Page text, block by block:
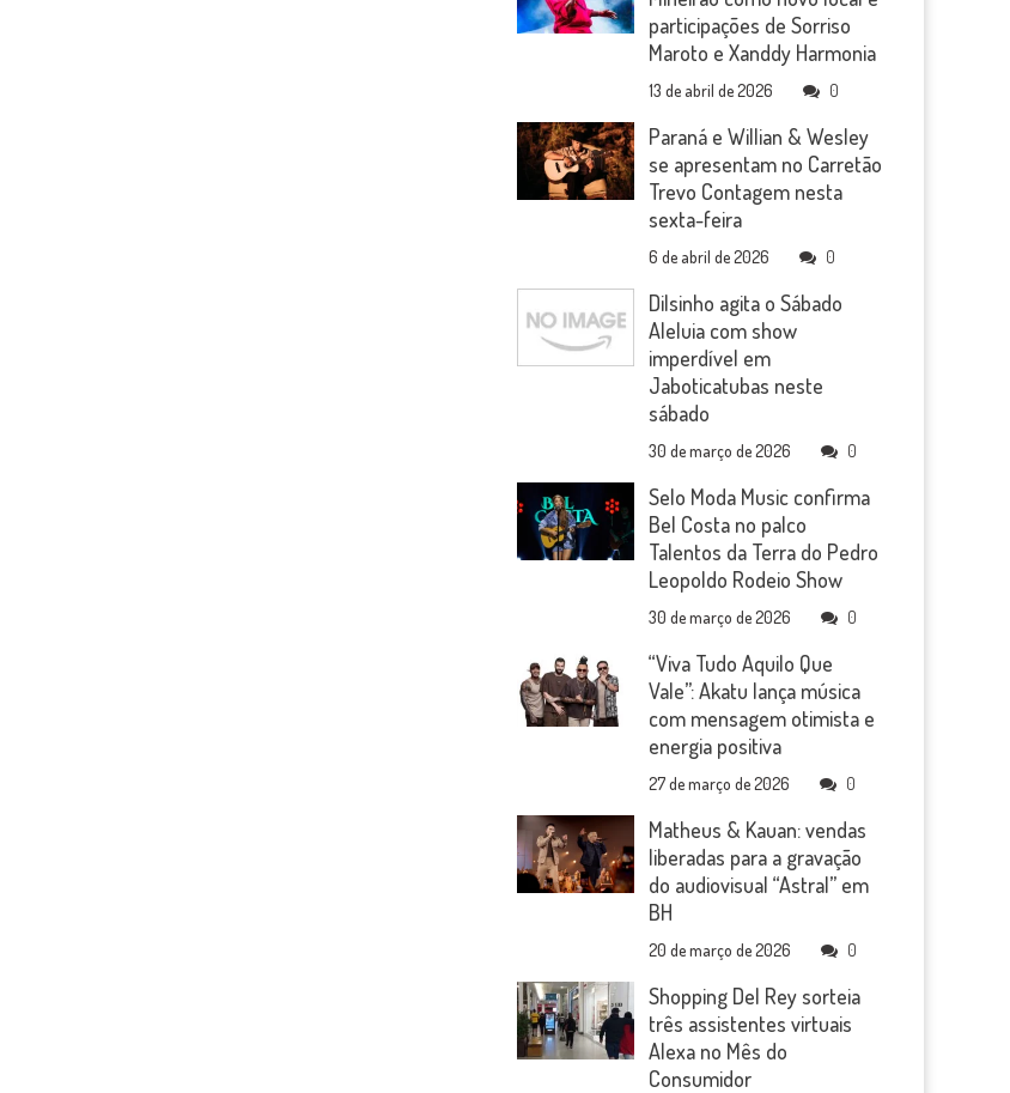
participações de Sorriso
Maroto e Xanddy Harmonia
13 de abril de 2026 0
Paraná e Willian & Wesley
se apresentam no Carretão
Trevo Contagem nesta
sexta-feira
6 de abril de 2026 0
Dilsinho agita o Sábado
Aleluia com show
imperdível em
Jaboticatubas neste
sábado
30 de março de 2026 0
Selo Moda Music confirma
Bel Costa no palco
Talentos da Terra do Pedro
Leopoldo Rodeio Show
30 de março de 2026 0
“Viva Tudo Aquilo Que
Vale”: Akatu lança música
com mensagem otimista e
energia positiva
27 de março de 2026 0
Matheus & Kauan: vendas
liberadas para a gravação
do audiovisual “Astral” em
BH
20 de março de 2026 0
Shopping Del Rey sorteia
três assistentes virtuais
Alexa no Mês do
Consumidor